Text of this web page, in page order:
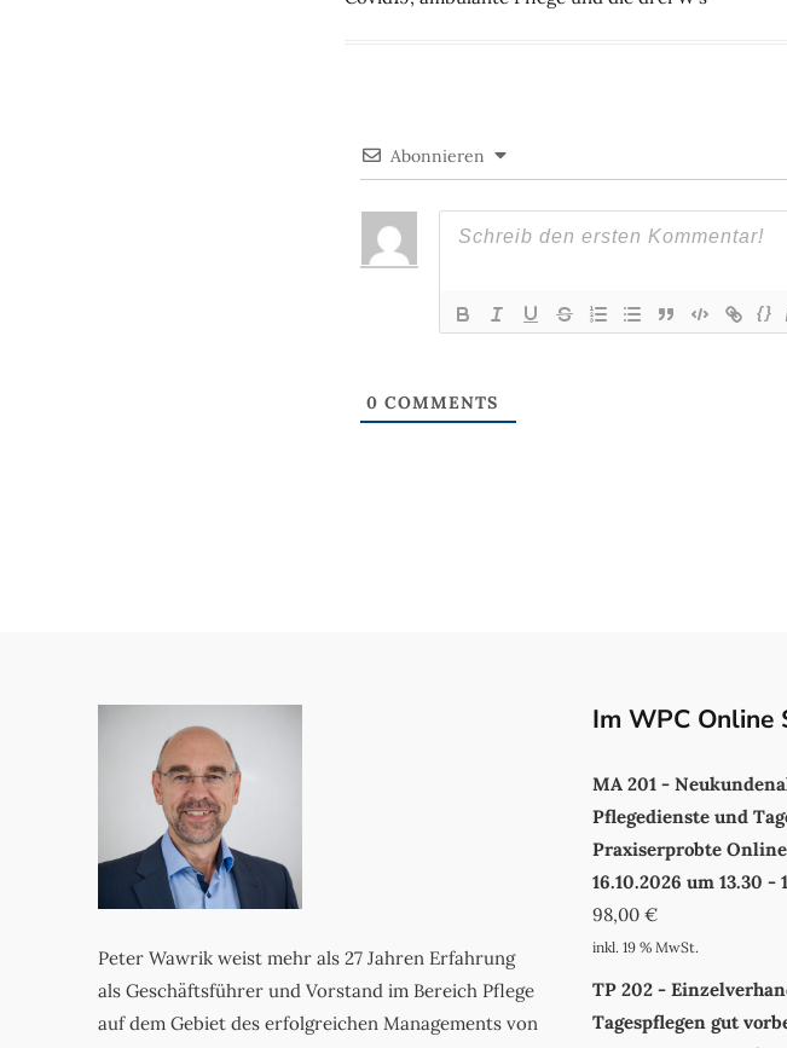
Abonnieren
{}
0 COMMENTS
Peter Wawrik weist mehr als 27 Jahren Erfahrung
als Geschäftsführer und Vorstand im Bereich Pflege
auf dem Gebiet des erfolgreichen Managements von
Im WPC Online
MA 201 -
Pflegedienste und
Praxiserprobte
16.10.2026 um 13.30 -
98,00 €
inkl. 19 % MwSt.
TP 202 -
Tagespflegen gut